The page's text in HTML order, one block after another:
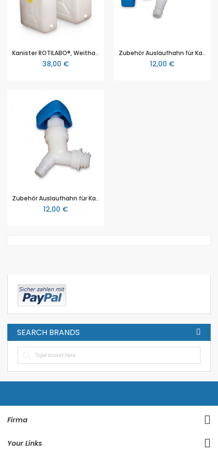
Kanister ROTILABO®, Weithals, 22 l
38,00 €
Zubehör Auslaufhahn für Kanister ROTILABO®, gerade,
12,00 €
Zubehör Auslaufhahn für Kanister ROTILABO®, abgewinkelt
12,00 €
SEARCH BRANDS
Firma
Your Links